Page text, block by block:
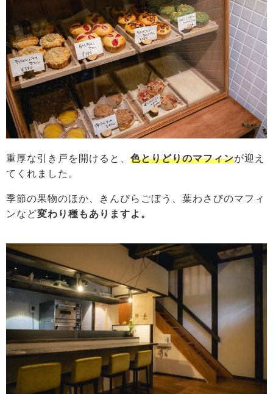
重厚な引き戸を開けると、 色とりどりのマフィンが迎え
てくれました。
季節の果物のほか、きんぴらごぼう、葉わさびのマフィ
ンなど変わり種もありますよ。